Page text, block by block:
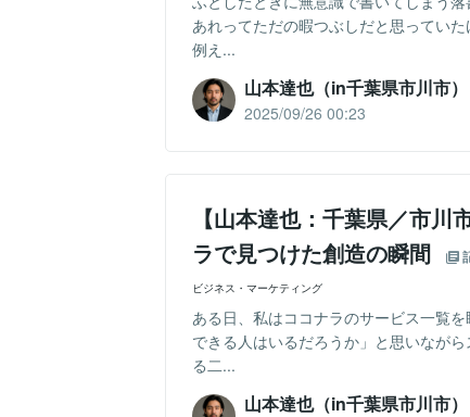
あれってただの暇つぶしだと思ってい
例え...
山本達也（in千葉県市川市）
2025/09/26 00:23
【山本達也：千葉県／市
ラで見つけた創造の瞬間
ビジネス・マーケティング
ある日、私はココナラのサービス一覧
できる人はいるだろうか」と思いなが
る二...
山本達也（in千葉県市川市）